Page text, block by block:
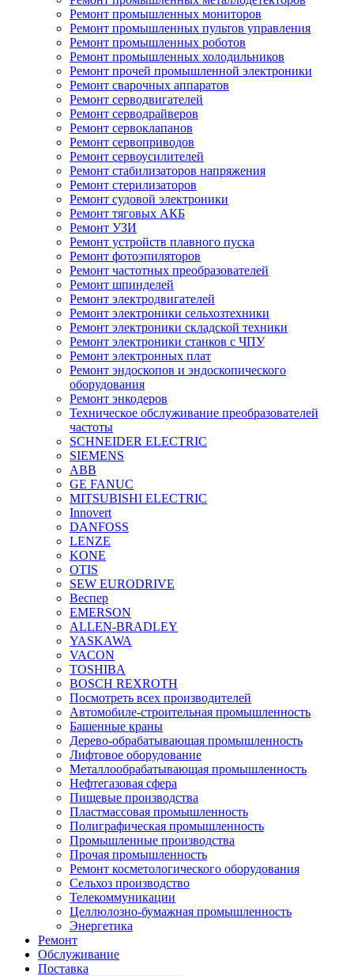
Ремонт промышленных мониторов
Ремонт промышленных пультов управления
Ремонт промышленных роботов
Ремонт промышленных холодильников
Ремонт прочей промышленной электроники
Ремонт сварочных аппаратов
Ремонт серводвигателей
Ремонт серводрайверов
Ремонт сервоклапанов
Ремонт сервоприводов
Ремонт сервоусилителей
Ремонт стабилизаторов напряжения
Ремонт стерилизаторов
Ремонт судовой электроники
Ремонт тяговых АКБ
Ремонт УЗИ
Ремонт устройств плавного пуска
Ремонт фотоэпиляторов
Ремонт частотных преобразователей
Ремонт шпинделей
Ремонт электродвигателей
Ремонт электроники сельхозтехники
Ремонт электроники складской техники
Ремонт электроники станков с ЧПУ
Ремонт электронных плат
Ремонт эндоскопов и эндоскопического
оборудования
Ремонт энкодеров
Техническое обслуживание преобразователей
частоты
SCHNEIDER ELECTRIC
SIEMENS
ABB
GE FANUC
MITSUBISHI ELECTRIC
Innovert
DANFOSS
LENZE
KONE
OTIS
SEW EURODRIVE
Веспер
EMERSON
ALLEN-BRADLEY
YASKAWA
VACON
TOSHIBA
BOSCH REXROTH
Посмотреть всех производителей
Автомобиле-строительная промышленность
Башенные краны
Дерево-обрабатывающая промышленность
Лифтовое оборудование
Металлообрабатывающая промышленность
Нефтегазовая сфера
Пищевые производства
Пластмассовая промышленность
Полиграфическая промышленность
Промышленные производства
Прочая промышленность
Ремонт косметологического оборудования
Сельхоз производство
Телекоммуникации
Целлюлозно-бумажная промышленность
Энергетика
Ремонт
Обслуживание
Поставка